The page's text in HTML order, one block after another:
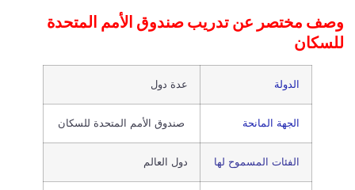
وصف مختصر عن تدريب صندوق الأمم المتحدة
للسكان
الدولة عدة دول
الجهة المانحة صندوق الأمم المتحدة للسكان
الفئات المسموح لها دول العالم